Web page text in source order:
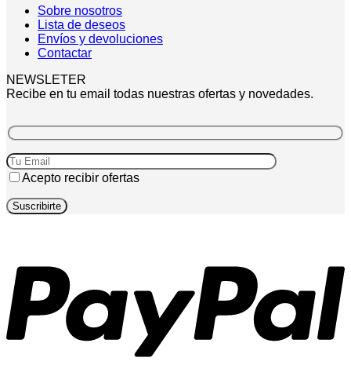
Sobre nosotros
Lista de deseos
Envíos y devoluciones
Contactar
NEWSLETER
Recibe en tu email todas nuestras ofertas y novedades.
Acepto recibir ofertas